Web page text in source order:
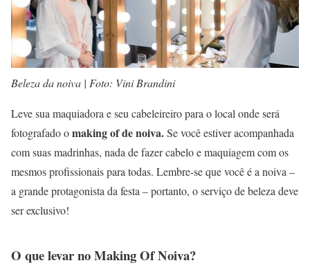
Beleza da noiva | Foto: Vini Brandini
Leve sua maquiadora e seu cabeleireiro para o local onde será
fotografado omaking of de noiva.Se você estiver acompanhada
com suas madrinhas, nada de fazer cabelo e maquiagem com os
mesmos profissionais para todas. Lembre-se que você é a noiva –
a grande protagonista da festa – portanto, o serviço de beleza deve
ser exclusivo!
O que levar no Making Of Noiva?